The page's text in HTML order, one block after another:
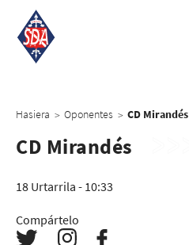
Hasiera > Oponentes > CD Mirandés
CD Mirandés
18 Urtarrila - 10:33
Compártelo